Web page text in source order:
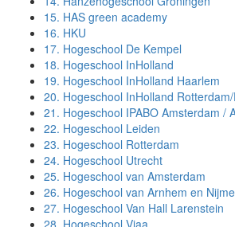
15. HAS green academy
16. HKU
17. Hogeschool De Kempel
18. Hogeschool InHolland
19. Hogeschool InHolland Haarlem
20. Hogeschool InHolland
21. Hogeschool IPABO Amsterdam /
22. Hogeschool Leiden
23. Hogeschool Rotterdam
24. Hogeschool Utrecht
25. Hogeschool van Amsterdam
26. Hogeschool van Arnhem en
27. Hogeschool Van Hall Larenstein
28. Hogeschool Viaa